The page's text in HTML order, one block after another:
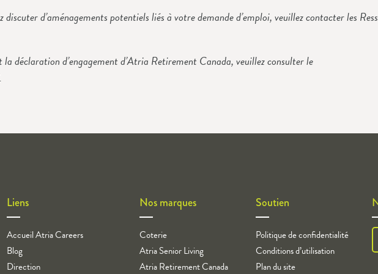
d’aménagements potentiels liés à votre demande d’emploi, veuillez contacter les
déclaration d’engagement d’Atria Retirement Canada, veuillez consulter le
.
Liens
Accueil Atria Careers
Blog
Direction
Nos marques
Coterie
Atria Senior Living
Atria Retirement Canada
Soutien
Politique de confidentialité
Conditions d’utilisation
Plan du site